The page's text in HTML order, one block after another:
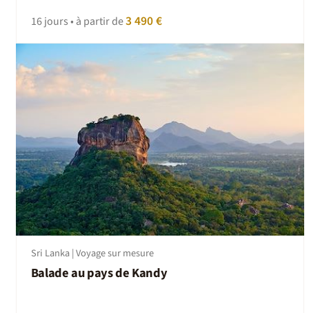
16 jours • à partir de3 490 €
Sri Lanka | Voyage sur mesure
Balade au pays de Kandy